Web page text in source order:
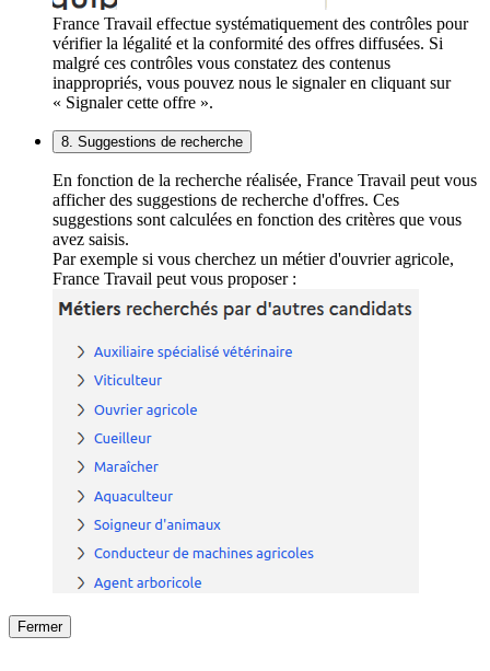
France Travail effectue systématiquement des contrôles pour
vérifier la légalité et la conformité des offres diffusées. Si
malgré ces contrôles vous constatez des contenus
inappropriés, vous pouvez nous le signaler en cliquant sur
« Signaler cette offre ».
8. Suggestions de recherche
En fonction de la recherche réalisée, France Travail peut vous
afficher des suggestions de recherche d'offres. Ces
suggestions sont calculées en fonction des critères que vous
avez saisis.
Par exemple si vous cherchez un métier d'ouvrier agricole,
France Travail peut vous proposer :
Fermer